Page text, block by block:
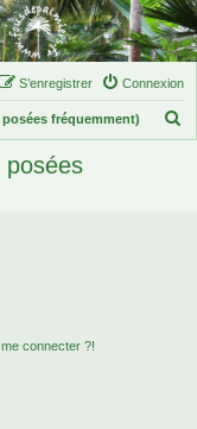
Connexion
S’enregistrer
fréquemment)
posées
connecter ?!